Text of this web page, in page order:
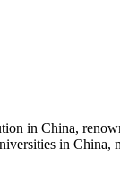
in China,
in China,